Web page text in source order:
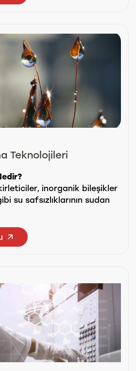
Teknolojileri
inorganik bileşikler
su safsızlıklarının sudan